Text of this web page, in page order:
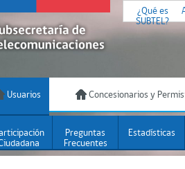
¿Qué es
SUBTEL?
Usuarios Concesionarios y
Preguntas
Frecuentes
Estadísticas